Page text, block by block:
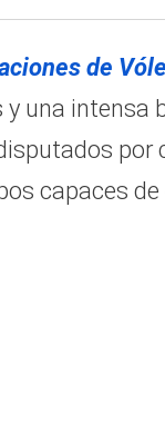
de
una intensa
por
capaces